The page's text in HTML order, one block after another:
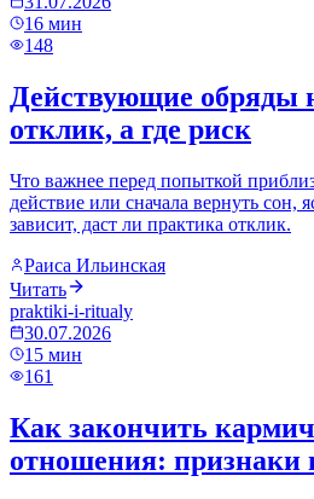
16 мин
148
Действующие обряды
отклик, а где риск
Что важнее перед попыткой
действие или сначала вернуть сон,
зависит, даст ли практика отклик.
Раиса Ильинская
Читать
praktiki-i-ritualy
30.07.2026
15 мин
161
Как закончить
отношения: признаки